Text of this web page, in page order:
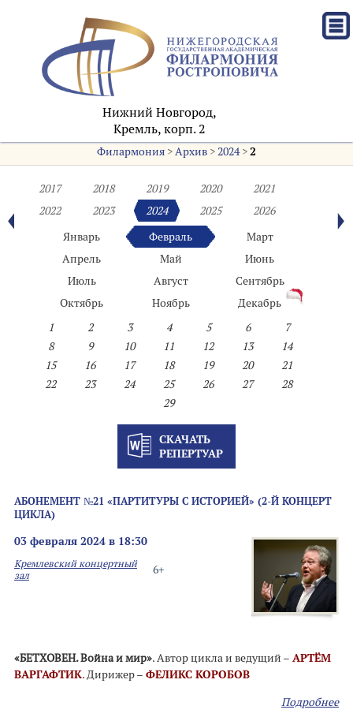
Нижний Новгород,
Кремль, корп. 2
Филармония>Архив>2024>2
2017 2018 2019 2020
2021
2022
2023 2024 2025
2026
Январь
Февраль
Март
Апрель
Май
Июнь
Июль
Август
Сентябрь
Октябрь
Ноябрь
Декабрь
1
2 3 4 5 6
7
8
9 10 11 12 13
14
15
16 17 18 19 20
21
22
23 24 25 26 27
28
29
СКАЧАТЬ
РЕПЕРТУАР
АБОНЕМЕНТ №21 «ПАРТИТУРЫ С ИСТОРИЕЙ» (2-Й КОНЦЕРТ
ЦИКЛА)
03 февраля 2024 в 18:30
6+
Кремлевский концертный
зал
«БЕТХОВЕН. Война и мир». Автор цикла и ведущий – АРТЁМ
ВАРГАФТИК. Дирижер – ФЕЛИКС КОРОБОВ
Подробнее